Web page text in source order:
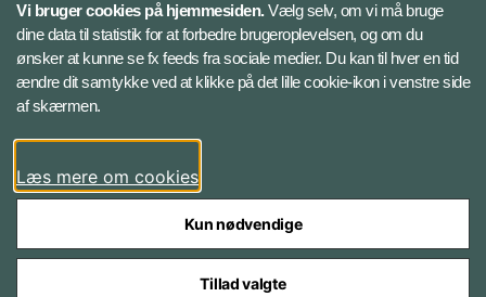
Instagram
Bluesky
LinkedIn
Vi bruger cookies på hjemmesiden.Vælg selv, om vi må bruge
dine data til statistik for at forbedre brugeroplevelsen, og om du
ønsker at kunne se fx feeds fra sociale medier. Du kan til hver en tid
ændre dit samtykke ved at klikke på det lille cookie-ikon i venstre side
af skærmen.
Læs mere om cookies
Kun nødvendige
Tillad valgte